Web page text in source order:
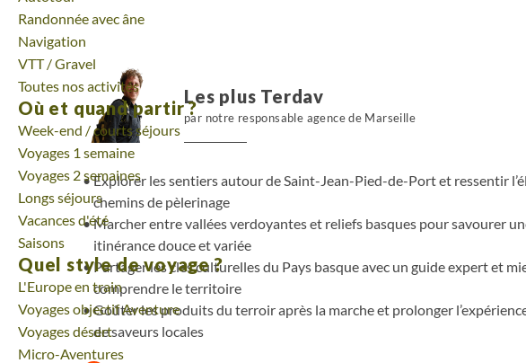
Randonnée avec âne
Navigation
VTT / Gravel
Toutes nos activités
Où et quand partir ?
Week-end / courts séjours
Voyages 1 semaine
Voyages 2 semaines
Longs séjours
Vacances d'été
Saisons
Quel style de voyage ?
L'Europe en train
Voyages objectif Aventure
Voyages désert
Micro-Aventures
d’Irouléguy, piment d’Espelette et recettes locales ponctuent les
façon simple et généreuse de prolonger la marche, autour de saveurs
d’un art de vivre bien présent.
Les plus Terdav
par notre responsable agence de Marseille
Explorer les sentiers autour de Saint-Jean-Pied-de-Port et ressentir
chemins de pèlerinage
Marcher entre vallées verdoyantes et reliefs basques pour savourer
itinérance douce et variée
Partager les clés culturelles du Pays basque avec un guide expert et
comprendre le territoire
Goûter les produits du terroir après la marche et prolonger
de saveurs locales